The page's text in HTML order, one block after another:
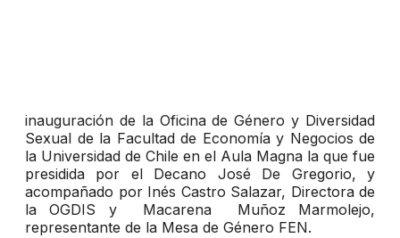
inauguración de la Oficina de Género y Diversidad
Sexual de la Facultad de Economía y Negocios de
la Universidad de Chile en el Aula Magna la que fue
presidida por el Decano José De Gregorio, y
acompañado por Inés Castro Salazar, Directora de
la OGDIS y Macarena Muñoz Marmolejo,
representante de la Mesa de Género FEN.